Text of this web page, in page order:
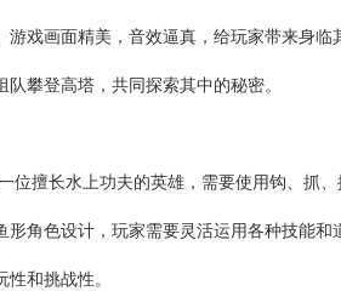
戏画面精美，音效逼真，给玩家带来身临
攀登高塔，共同探索其中的秘密。
位擅长水上功夫的英雄，需要使用钩、抓
角色设计，玩家需要灵活运用各种技能和
和挑战性。